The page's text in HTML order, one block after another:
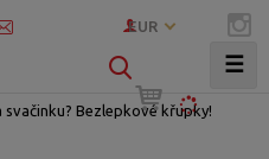
EUR
y
☰
svačinku? Bezlepkové křupky!